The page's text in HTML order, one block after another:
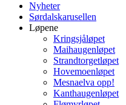
Nyheter
Sørdalskarusellen
Løpene
Kringsjåløpet
Maihaugenløpet
Strandtorgetløpet
Hovemoenløpet
Mesnaelva opp!
Kanthaugenløpet